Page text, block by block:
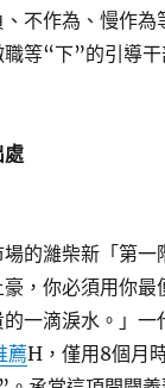
不作為、慢作為
等“下”的引導
處
濰柴新「第一
，你必須用你最
一滴淚水。」一
薦H，僅用8個月